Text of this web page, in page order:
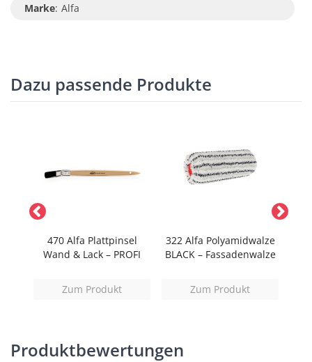
Marke: Alfa
Dazu passende Produkte
470 Alfa Plattpinsel
Wand & Lack – PROFI
Zum Produkt
322 Alfa Polyamidwalze
BLACK – Fassadenwalze
Zum Produkt
Produktbewertungen